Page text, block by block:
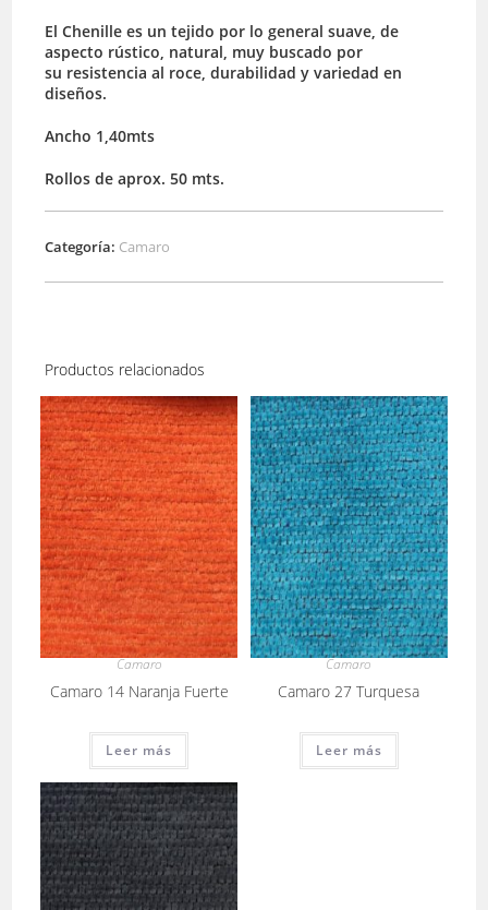
El Chenille es un tejido por lo general suave, de
aspecto rústico, natural, muy buscado por
su resistencia al roce, durabilidad y variedad en
diseños.
Ancho 1,40mts
Rollos de aprox. 50 mts.
Categoría: Camaro
Productos relacionados
Camaro
Camaro 14 Naranja Fuerte
Leer más
Camaro
Camaro 27 Turquesa
Leer más